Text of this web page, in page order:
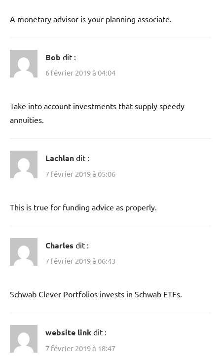
A monetary advisor is your planning associate.
Bob dit :
6 février 2019 à 04:04
Take into account investments that supply speedy
annuities.
Lachlan dit :
7 février 2019 à 05:06
This is true for funding advice as properly.
Charles dit :
7 février 2019 à 06:43
Schwab Clever Portfolios invests in Schwab ETFs.
website link dit :
7 février 2019 à 18:47